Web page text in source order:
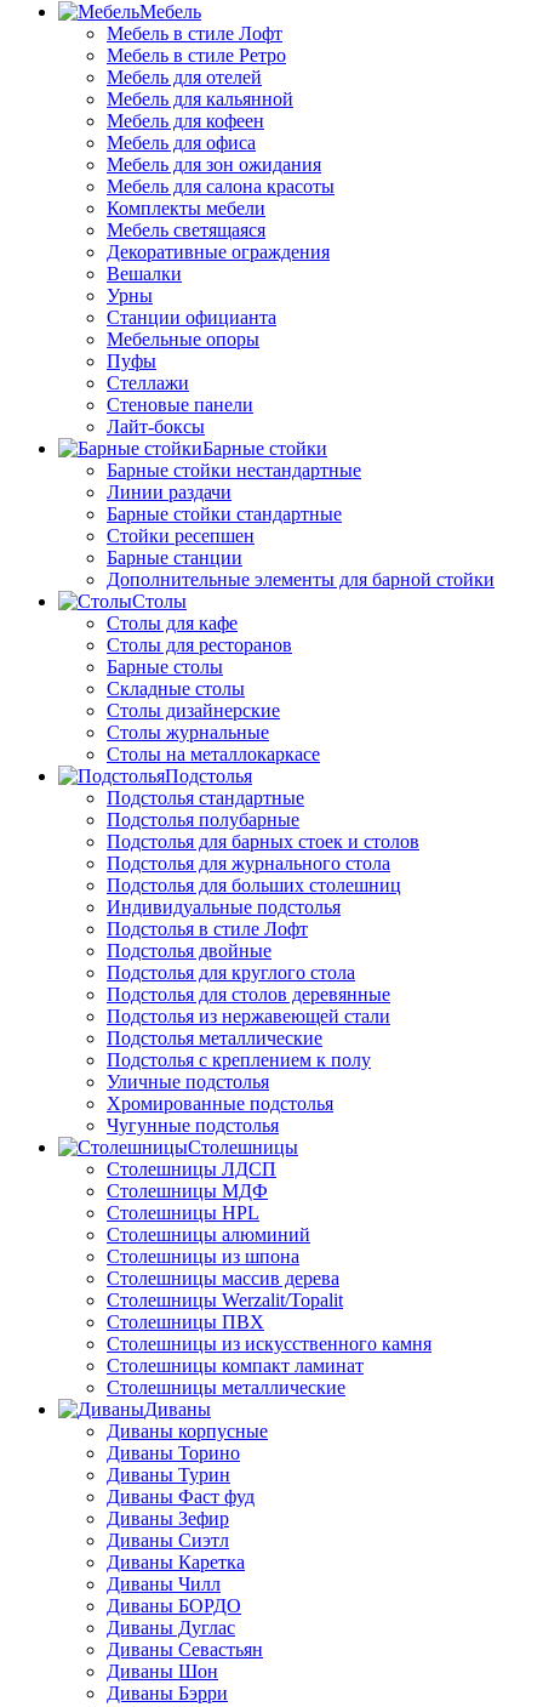
Мебель
Мебель в стиле Лофт
Мебель в стиле Ретро
Мебель для отелей
Мебель для кальянной
Мебель для кофеен
Мебель для офиса
Мебель для зон ожидания
Мебель для салона красоты
Комплекты мебели
Мебель светящаяся
Декоративные ограждения
Вешалки
Урны
Станции официанта
Мебельные опоры
Пуфы
Стеллажи
Стеновые панели
Лайт-боксы
Барные стойки
Барные стойки нестандартные
Линии раздачи
Барные стойки стандартные
Стойки ресепшен
Барные станции
Дополнительные элементы для барной стойки
Столы
Столы для кафе
Столы для ресторанов
Барные столы
Складные столы
Столы дизайнерские
Столы журнальные
Столы на металлокаркасе
Подстолья
Подстолья стандартные
Подстолья полубарные
Подстолья для барных стоек и столов
Подстолья для журнального стола
Подстолья для больших столешниц
Индивидуальные подстолья
Подстолья в стиле Лофт
Подстолья двойные
Подстолья для круглого стола
Подстолья для столов деревянные
Подстолья из нержавеющей стали
Подстолья металлические
Подстолья с креплением к полу
Уличные подстолья
Хромированные подстолья
Чугунные подстолья
Столешницы
Столешницы ЛДСП
Столешницы МДФ
Столешницы HPL
Столешницы алюминий
Столешницы из шпона
Столешницы массив дерева
Столешницы Werzalit/Topalit
Столешницы ПВХ
Столешницы из искусственного камня
Столешницы компакт ламинат
Столешницы металлические
Диваны
Диваны корпусные
Диваны Торино
Диваны Турин
Диваны Фаст фуд
Диваны Зефир
Диваны Сиэтл
Диваны Каретка
Диваны Чилл
Диваны БОРДО
Диваны Дуглас
Диваны Севастьян
Диваны Шон
Диваны Бэрри